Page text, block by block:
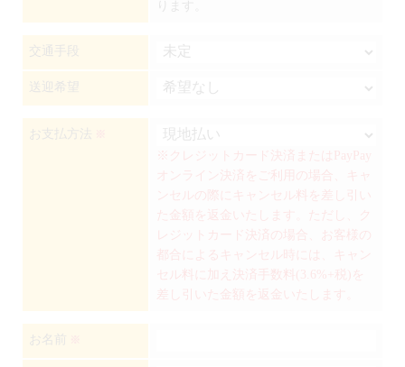
交通手段
送迎希望
お支払方法
※クレジットカード決済またはPayPay
オンライン決済をご利用の場合、キャ
ンセルの際にキャンセル料を差し引い
た金額を返金いたします。ただし、ク
レジットカード決済の場合、お客様の
都合によるキャンセル時には、キャン
セル料に加え決済手数料(3.6%+税)を
差し引いた金額を返金いたします。
お名前